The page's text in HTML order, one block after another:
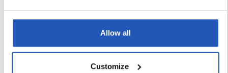
Allow all
Customize